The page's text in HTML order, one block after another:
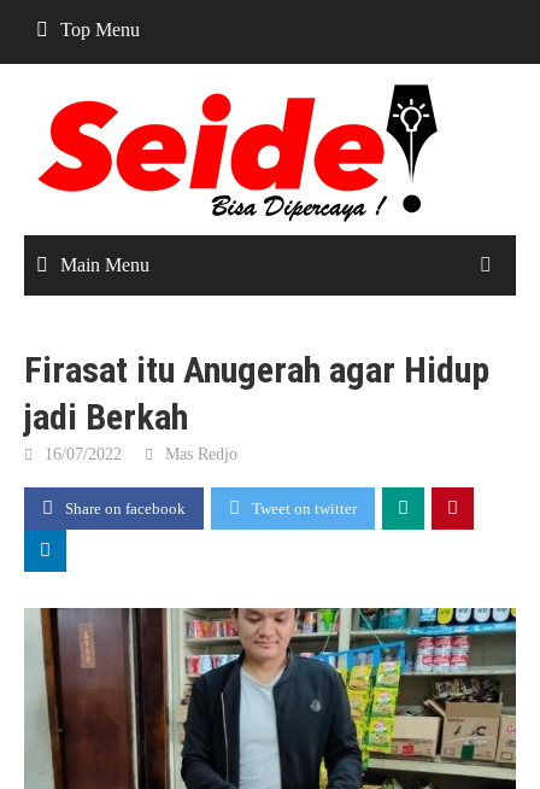
content
Top Menu
Main Menu
Firasat itu Anugerah agar Hidup
jadi Berkah
16/07/2022 Mas Redjo
Share on facebook Tweet on twitter